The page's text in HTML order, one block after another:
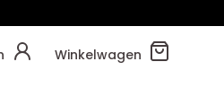
Winkelwagen